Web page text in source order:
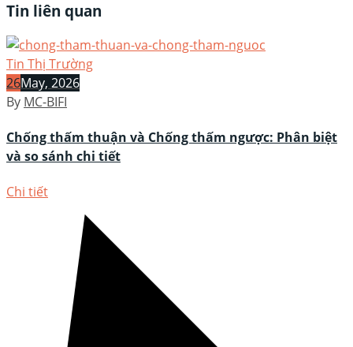
Tin liên quan
Tin Thị Trường
26May, 2026
By MC-BIFI
Chống thấm thuận và Chống thấm ngược: Phân biệt
và so sánh chi tiết
Chi tiết